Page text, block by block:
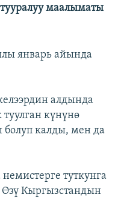
маалыматы
январь айында
алдында
күнүнө
калды, мен да
туткунга
Өзү Кыргызстандын